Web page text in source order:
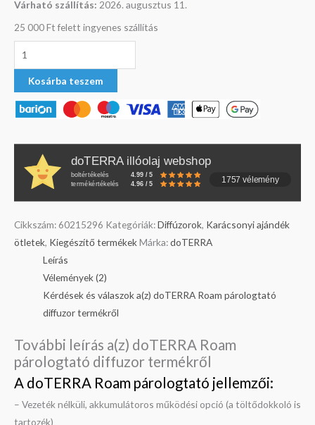
Várható szállítás: 2026. augusztus 11.
25 000 Ft felett ingyenes szállítás
Kosárba teszem
doTERRA illóolaj webshop
boltértékelés
4.99 / 5
termékértékelés
4.96 / 5 1757 vélemény
Cikkszám: 60215296 Kategóriák:Diffúzorok, Karácsonyi ajándék
ötletek, Kiegészítő termékekMárka:doTERRA
Leírás
Vélemények (2)
Kérdések és válaszok a(z) doTERRA Roam párologtató
diffuzor termékről
További leírás a(z) doTERRA Roam
párologtató diffuzor termékről
A doTERRA Roam párologtató jellemzői:
– Vezeték nélküli, akkumulátoros működési opció (a töltődokkoló is
tartozék)